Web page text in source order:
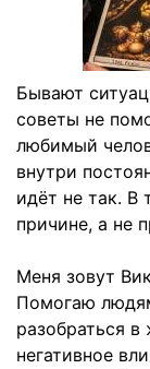
Бывают
советы не
любимый
внутри
идёт не так. В
причине, а не
Меня зовут
Помогаю
разобраться
негативное